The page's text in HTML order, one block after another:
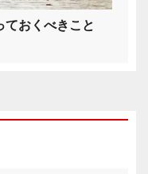
ておくべきこと